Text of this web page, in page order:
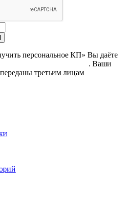
персональное КП» Вы даёте
. Ваши
третьим лицам